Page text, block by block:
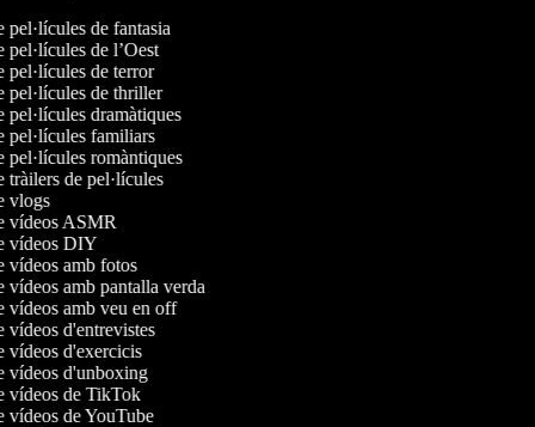
pel·lícules de fantasia
pel·lícules de l’Oest
pel·lícules de terror
pel·lícules de thriller
pel·lícules dramàtiques
pel·lícules familiars
pel·lícules romàntiques
tràilers de pel·lícules
vlogs
vídeos ASMR
vídeos DIY
vídeos amb fotos
vídeos amb pantalla verda
vídeos amb veu en off
vídeos d'entrevistes
vídeos d'exercicis
vídeos d'unboxing
vídeos de TikTok
vídeos de YouTube